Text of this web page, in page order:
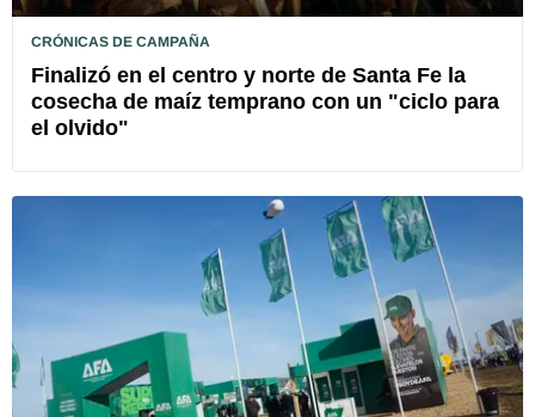
CRÓNICAS DE CAMPAÑA
Finalizó en el centro y norte de Santa Fe la
cosecha de maíz temprano con un "ciclo para
el olvido"